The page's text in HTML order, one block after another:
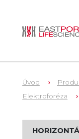
Úvod
Elektroforéza